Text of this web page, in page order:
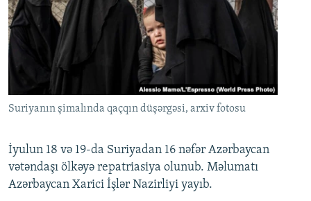
Suriyanın şimalında qaçqın düşərgəsi, arxiv fotosu
İyulun 18 və 19-da Suriyadan 16 nəfər Azərbaycan
vətəndaşı ölkəyə repatriasiya olunub. Məlumatı
Azərbaycan Xarici İşlər Nazirliyi yayıb.